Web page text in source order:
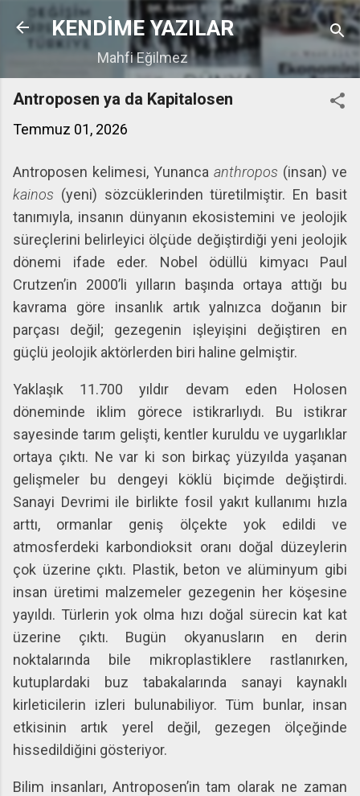
Ana içeriğe atla
KENDİME YAZILAR
Mahfi Eğilmez
Antroposen ya da Kapitalosen
Temmuz 01, 2026
Antroposen kelimesi, Yunanca anthropos (insan) ve
kainos (yeni) sözcüklerinden türetilmiştir. En basit
tanımıyla, insanın dünyanın ekosistemini ve jeolojik
süreçlerini belirleyici ölçüde değiştirdiği yeni jeolojik
dönemi ifade eder. Nobel ödüllü kimyacı Paul
Crutzen’in 2000’li yılların başında ortaya attığı bu
kavrama göre insanlık artık yalnızca doğanın bir
parçası değil; gezegenin işleyişini değiştiren en
güçlü jeolojik aktörlerden biri haline gelmiştir.
Yaklaşık 11.700 yıldır devam eden Holosen
döneminde iklim görece istikrarlıydı. Bu istikrar
sayesinde tarım gelişti, kentler kuruldu ve uygarlıklar
ortaya çıktı. Ne var ki son birkaç yüzyılda yaşanan
gelişmeler bu dengeyi köklü biçimde değiştirdi.
Sanayi Devrimi ile birlikte fosil yakıt kullanımı hızla
arttı, ormanlar geniş ölçekte yok edildi ve
atmosferdeki karbondioksit oranı doğal düzeylerin
çok üzerine çıktı. Plastik, beton ve alüminyum gibi
insan üretimi malzemeler gezegenin her köşesine
yayıldı. Türlerin yok olma hızı doğal sürecin kat kat
üzerine çıktı. Bugün okyanusların en derin
noktalarında bile mikroplastiklere rastlanırken,
kutuplardaki buz tabakalarında sanayi kaynaklı
kirleticilerin izleri bulunabiliyor. Tüm bunlar, insan
etkisinin artık yerel değil, gezegen ölçeğinde
hissedildiğini gösteriyor.
Bilim insanları, Antroposen’in tam olarak ne zaman